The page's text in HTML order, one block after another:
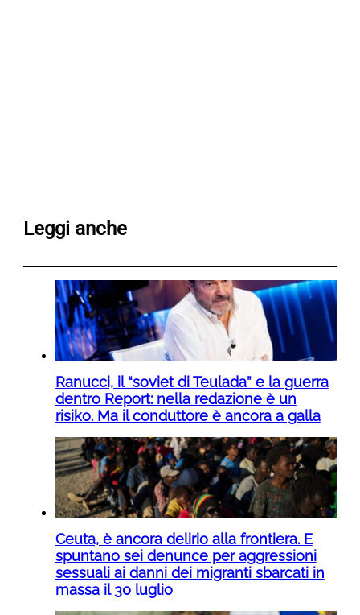
Leggi anche
Ranucci, il “soviet di Teulada” e la guerra
dentro Report: nella redazione è un
risiko. Ma il conduttore è ancora a galla
Ceuta, è ancora delirio alla frontiera. E
spuntano sei denunce per aggressioni
sessuali ai danni dei migranti sbarcati in
massa il 30 luglio